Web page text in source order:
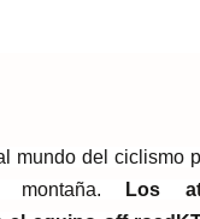
mundo del ciclismo
Los